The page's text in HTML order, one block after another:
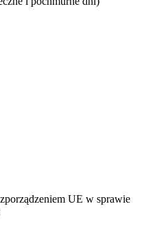
UE w sprawie